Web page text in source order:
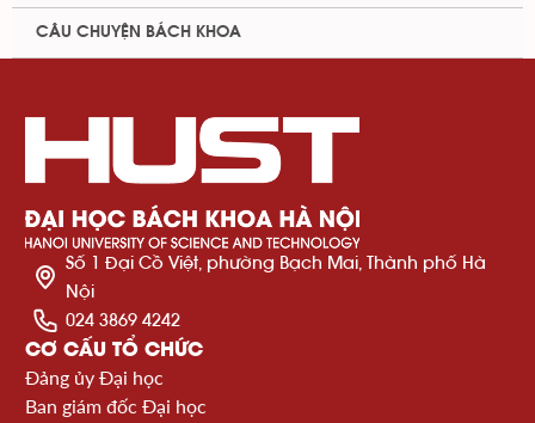
CÂU CHUYỆN BÁCH KHOA
Số 1 Đại Cồ Việt, phường Bạch Mai, Thành phố Hà
Nội
024 3869 4242
CƠ CẤU TỔ CHỨC
Đảng ủy Đại học
Ban giám đốc Đại học